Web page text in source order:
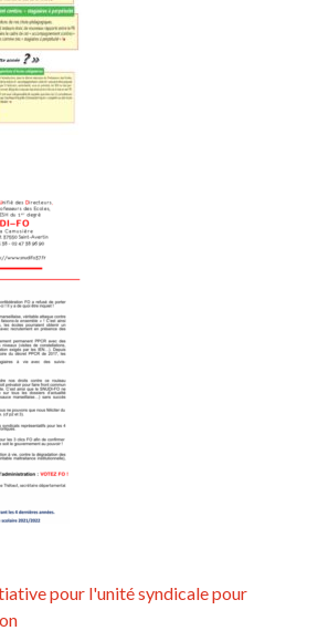
pour l'unité syndicale pour